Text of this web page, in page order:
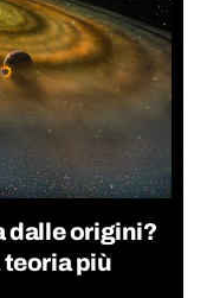
dalle origini?
teoria più